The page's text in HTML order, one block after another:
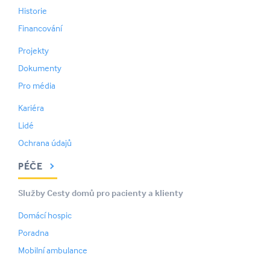
Historie
Financování
Projekty
Dokumenty
Pro média
Kariéra
Lidé
Ochrana údajů
PÉČE
Služby Cesty domů pro pacienty a klienty
Domácí hospic
Poradna
Mobilní ambulance